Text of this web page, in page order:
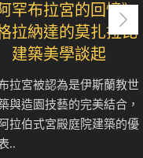
阿罕布拉宮的回憶》
拉納達的莫扎拉比
建築美學談起
拉宮被認為是伊斯蘭教世
與造園技藝的完美結合，
拉伯式宮殿庭院建築的優
..